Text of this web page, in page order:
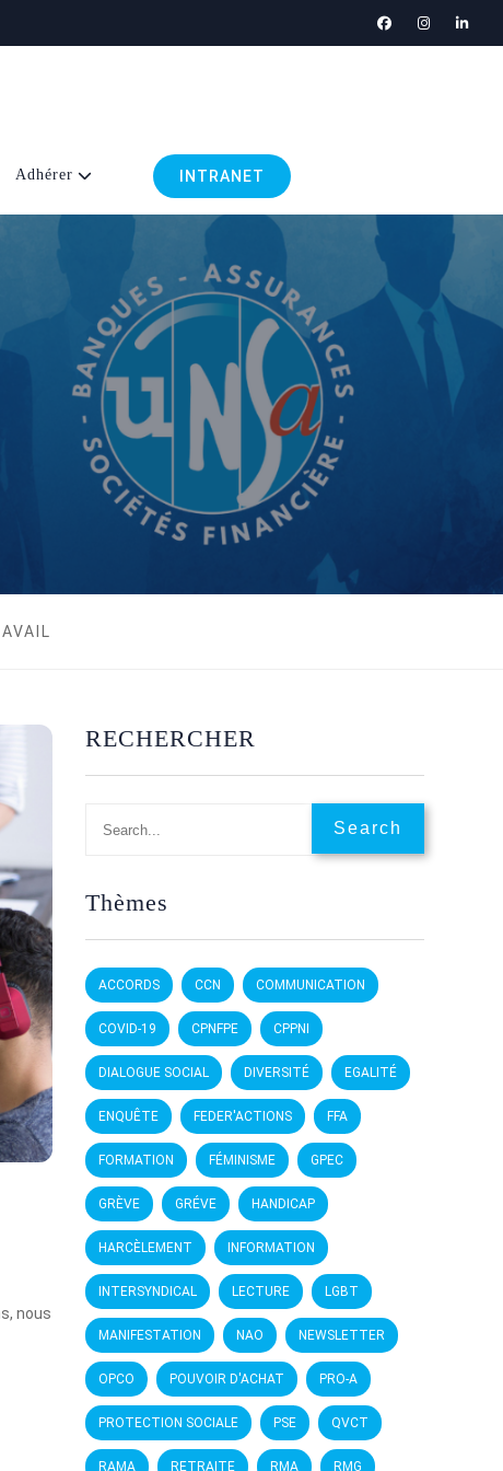
Adhérer INTRANET
nous
RECHERCHER
Thèmes
ACCORDS CCN COMMUNICATION
COVID-19 CPNFPE CPPNI
DIALOGUE SOCIAL DIVERSITÉ EGALITÉ
ENQUÊTE FEDER'ACTIONS FFA
FORMATION FÉMINISME GPEC
GRÈVE GRÉVE HANDICAP
HARCÈLEMENT INFORMATION
INTERSYNDICAL LECTURE LGBT
MANIFESTATION NAO NEWSLETTER
OPCO POUVOIR D'ACHAT PRO-A
PROTECTION SOCIALE PSE QVCT
RAMA RETRAITE RMA RMG